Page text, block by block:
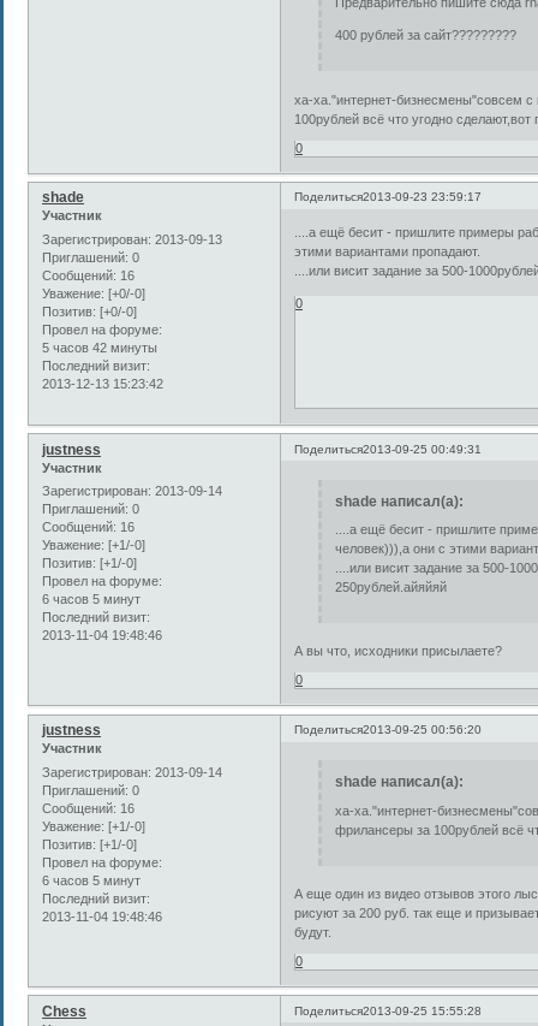
400 рублей за сайт?????????
ха-ха."интернет-бизнесмены"совсем
100рублей всё что угодно сделают,вот
0
Поделиться2013-09-23 23:59:17
shade
Участник
Зарегистрирован: 2013-09-13
Приглашений: 0
Сообщений: 16
Уважение: [+0/-0]
Позитив: [+0/-0]
Провел на форуме:
5 часов 42 минуты
Последний визит:
2013-12-13 15:23:42
....а ещё бесит - пришлите примеры
этими вариантами пропадают.
....или висит задание за 500-
0
Поделиться2013-09-25 00:49:31
justness
Участник
Зарегистрирован: 2013-09-14
Приглашений: 0
Сообщений: 16
Уважение: [+1/-0]
Позитив: [+1/-0]
Провел на форуме:
6 часов 5 минут
Последний визит:
2013-11-04 19:48:46
shade написал(а):
....а ещё бесит - пришлите
человек))),а они с этими
....или висит задание за 500-
250рублей.айяйяй
А вы что, исходники присылаете?
0
Поделиться2013-09-25 00:56:20
justness
Участник
Зарегистрирован: 2013-09-14
Приглашений: 0
Сообщений: 16
Уважение: [+1/-0]
Позитив: [+1/-0]
Провел на форуме:
6 часов 5 минут
Последний визит:
2013-11-04 19:48:46
shade написал(а):
ха-ха."интернет-
фрилансеры за 100рублей всё
А еще один из видео отзывов этого
рисуют за 200 руб. так еще и
будут.
0
Поделиться2013-09-25 15:55:28
Chess